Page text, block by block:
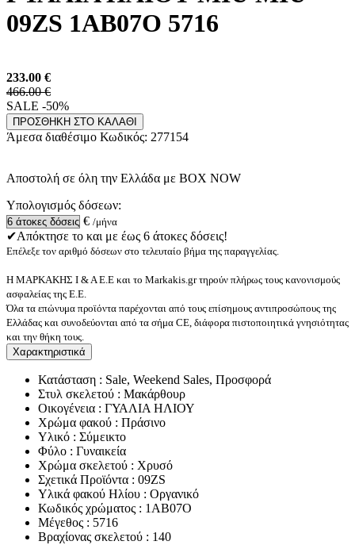
09ZS 1AB07O 5716
233.00 €
466.00 €
SALE -50%
ΠΡΟΣΘΗΚΗ ΣΤΟ ΚΑΛΑΘΙ
Άμεσα διαθέσιμο Κωδικός: 277154
Αποστολή σε όλη την Ελλάδα με BOX NOW
Υπολογισμός δόσεων:
€ /μήνα
✔Απόκτησε το και με έως 6 άτοκες δόσεις!
Επέλεξε τον αριθμό δόσεων στο τελευταίο βήμα της παραγγελίας.
Η ΜΑΡΚΑΚΗΣ Ι & Α Ε.Ε και το Markakis.gr τηρούν πλήρως τους κανονισμούς
ασφαλείας της Ε.Ε.
Όλα τα επώνυμα προϊόντα παρέχονται από τους επίσημους αντιπροσώπους της
Ελλάδας και συνοδεύονται από τα σήμα CE, διάφορα πιστοποιητικά γνησιότητας
και την θήκη τους.
Χαρακτηριστικά
Κατάσταση : Sale, Weekend Sales, Προσφορά
Στυλ σκελετού : Μακάρθουρ
Οικογένεια : ΓΥΑΛΙΑ ΗΛΙΟΥ
Χρώμα φακού : Πράσινο
Υλικό : Σύμεικτο
Φύλο : Γυναικεία
Χρώμα σκελετού : Χρυσό
Σχετικά Προϊόντα : 09ZS
Υλικά φακού Ηλίου : Οργανικό
Κωδικός χρώματος : 1AB07O
Μέγεθος : 5716
Βραχίονας σκελετού : 140